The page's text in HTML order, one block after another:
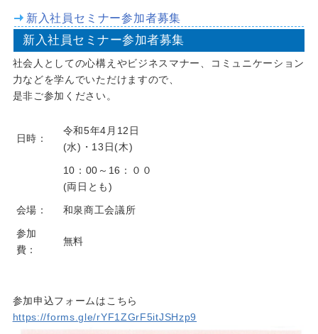
新入社員セミナー参加者募集
新入社員セミナー参加者募集
社会人としての心構えやビジネスマナー、コミュニケーション
力などを学んでいただけますので、
是非ご参加ください。
日時：
令和5年4月12日
(水)・13日(木)
10：00～16：００
(両日とも)
会場： 和泉商工会議所
参加
費：
無料
参加申込フォームはこちら
https://forms.gle/rYF1ZGrF5itJSHzp9